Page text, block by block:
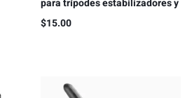
gimbals
$15.00